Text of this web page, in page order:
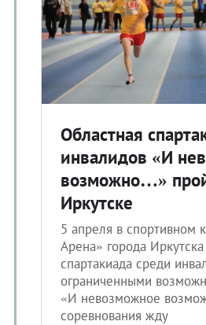
Областная
инвалидов «И
возможно…»
Иркутске
5 апреля в спортивном
Арена» города
спартакиада среди
ограниченными
«И невозможное
соревнования жду